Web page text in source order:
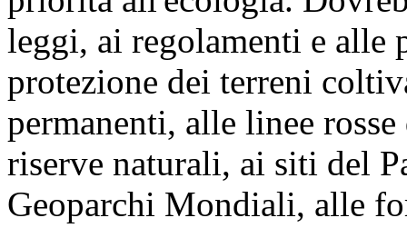
leggi, ai regolamenti e
protezione dei terreni
permanenti, alle linee
riserve naturali, ai siti del
Geoparchi Mondiali, alle